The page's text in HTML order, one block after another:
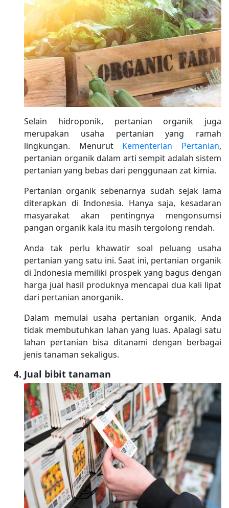
Selain hidroponik, pertanian organik juga
merupakan usaha pertanian yang ramah
lingkungan. Menurut Kementerian Pertanian,
pertanian organik dalam arti sempit adalah sistem
pertanian yang bebas dari penggunaan zat kimia.
Pertanian organik sebenarnya sudah sejak lama
diterapkan di Indonesia. Hanya saja, kesadaran
masyarakat akan pentingnya mengonsumsi
pangan organik kala itu masih tergolong rendah.
Anda tak perlu khawatir soal peluang usaha
pertanian yang satu ini. Saat ini, pertanian organik
di Indonesia memiliki prospek yang bagus dengan
harga jual hasil produknya mencapai dua kali lipat
dari pertanian anorganik.
Dalam memulai usaha pertanian organik, Anda
tidak membutuhkan lahan yang luas. Apalagi satu
lahan pertanian bisa ditanami dengan berbagai
jenis tanaman sekaligus.
Jual bibit tanaman